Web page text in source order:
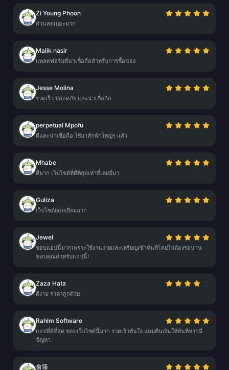
Zi Young Phoon
ส่วนลดเยอะมาก
Malik nasir
แพลตฟอร์มที่น่าเชื่อถือสำหรับการซื้อของ
Jesse Molina
รวดเร็ว ปลอดภัย และน่าเชื่อถือ
perpetual Mpofu
ดีและน่าเชื่อถือ ใช้มาสักพักใหญ่ๆ แล้ว
Mhabe
ดีมาก เว็บไซต์ที่ดีที่สุดเท่าที่เคยมีมา
Guliza
เว็บไซต์ยอดเยี่ยมมาก
Jewel
ชอบแอปนี้มากเพราะใช้งานง่ายและเหรียญเข้าทันทีโดยไม่ต้องรอนาน
ขอบคุณสำหรับแอปนี้!
Zaza Hata
ดีงาม ราคาถูกด้วย
Rahim Software
แอปที่ดีที่สุด ชอบเว็บไซต์นี้มาก รวดเร็วทันใจ แถมคืนเงินให้ทันทีหากมี
ปัญหา
俞臻